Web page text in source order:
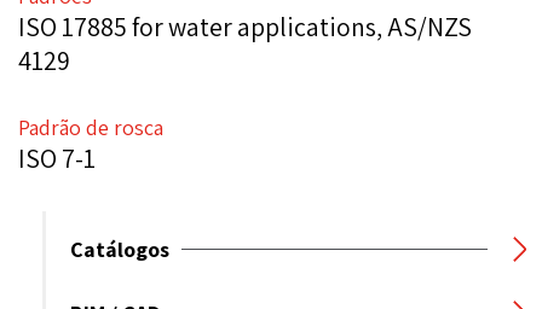
ISO 17885 for water applications, AS/NZS
4129
Padrão de rosca
ISO 7-1
Catálogos